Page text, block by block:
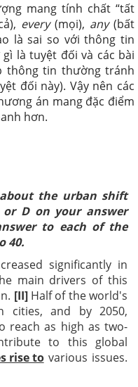
mang tính chất “tất
every(mọi), any(bất
là sai so với thông tin
là tuyệt đối và các bài
thông tin thường tránh
đối này). Vậy nên các
án mang đặc điểm
hơn.
the urban shift
D on your answer
to each of the
40.
significantly in
main drivers of this
[II]Half of the world's
cities, and by 2050,
reach as high as two-
to this global
rise tovarious issues.